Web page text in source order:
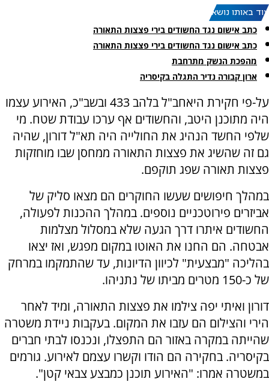
עוד באותו נושא:
כתב אישום נגד החשודים בירי פצצות התאורה
כתב אישום נגד החשודים בירי פצצות התאורה
מהפכת הנשק מתרחבת
ארון קבורה נדיר התגלה בקיסריה
על-פי חקירת היאחב"ל בלהב 433 ובשב"כ, האירוע עצמו
היה מתוכנן היטב, והחשודים אף ערכו עבודת שטח. מי
שלפי החשד הנהיג את החולייה היה תא"ל דורון, שהיה
גם זה שהשיג את פצצות התאורה ממחסן שבו מוחזקות
פצצות תאורה שפג תוקפם.
במהלך חיפושים שעשו החוקרים הם מצאו סליק של
אביזרים פירוטכניים נוספים. במהלך ההכנות לפעולה,
החשודים איתרו דרך הגעה שלא במסלול מצלמות
אבטחה. הם החנו את האוטו במקום מפגש, ואז יצאו
בהליכה "מבצעית" לכיוון הדיונות, עד שהתמקמו במרחק
של כ-150 מטרים מביתו של נתניהו.
דורון ואיתי יפה צילמו את פצצות התאורה, ומיד לאחר
הירי והצילום הם עזבו את המקום. בעקבות ניידת משטרה
שהייתה במקרה באזור הם התפצלו, ונכנסו לבתי חברים
בקיסריה. בחקירה הם הודו וקשרו עצמם לאירוע. גורמים
במשטרה אמרו: "האירוע תוכנן כמבצע צבאי קטן".